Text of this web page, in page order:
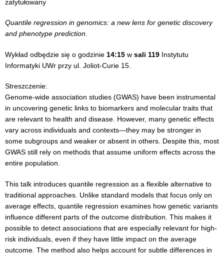
zatytułowany
Quantile regression in genomics: a new lens for genetic discovery
and phenotype prediction
Wykład odbędzie się o godzinie 14:15 w sali 119 Instytutu
Informatyki UWr przy ul. Joliot-Curie 15.
Streszczenie:
Genome-wide association studies (GWAS) have been instrumental
in uncovering genetic links to biomarkers and molecular traits that
are relevant to health and disease. However, many genetic effects
vary across individuals and contexts—they may be stronger in
some subgroups and weaker or absent in others. Despite this, most
GWAS still rely on methods that assume uniform effects across the
entire population.
This talk introduces quantile regression as a flexible alternative to
traditional approaches. Unlike standard models that focus only on
average effects, quantile regression examines how genetic variants
influence different parts of the outcome distribution. This makes it
possible to detect associations that are especially relevant for high-
risk individuals, even if they have little impact on the average
outcome. The method also helps account for subtle differences in